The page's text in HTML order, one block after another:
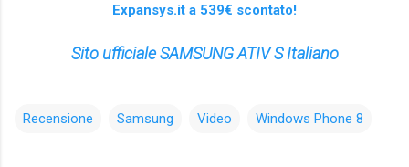
Expansys.it a 539€ scontato!
Sito ufficiale SAMSUNG ATIV S Italiano
Recensione Samsung Video Windows Phone 8